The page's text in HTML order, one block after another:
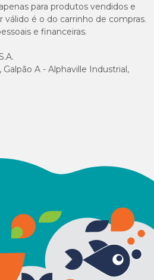
para produtos vendidos e
é o do carrinho de compras.
e financeiras.
Galpão A - Alphaville Industrial,